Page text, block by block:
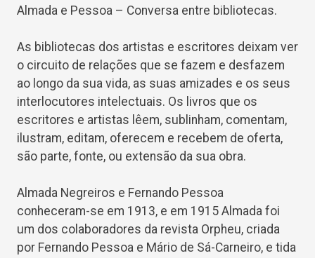
Almada e Pessoa – Conversa entre bibliotecas.
As bibliotecas dos artistas e escritores deixam ver
o circuito de relações que se fazem e desfazem
ao longo da sua vida, as suas amizades e os seus
interlocutores intelectuais. Os livros que os
escritores e artistas lêem, sublinham, comentam,
ilustram, editam, oferecem e recebem de oferta,
são parte, fonte, ou extensão da sua obra.
Almada Negreiros e Fernando Pessoa
conheceram-se em 1913, e em 1915 Almada foi
um dos colaboradores da revista Orpheu, criada
por Fernando Pessoa e Mário de Sá-Carneiro, e tida